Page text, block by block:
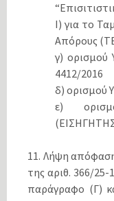
Ι) για το
Απόρους
γ) ορισμού
4412/2016
δ) ορισμού
ε)
11. Λήψη
της αριθ. 366/
παράγραφο (Γ)